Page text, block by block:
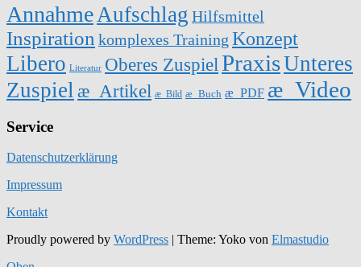
Annahme Aufschlag Hilfsmittel
Inspiration komplexes Training Konzept
Libero Literatur Oberes ZuspielPraxisUnteres
Zuspiel æ_Artikel æ_Bild æ_Buch æ_PDF æ_Video
Service
Datenschutzerklärung
Impressum
Kontakt
Proudly powered by WordPress | Theme: Yoko von Elmastudio